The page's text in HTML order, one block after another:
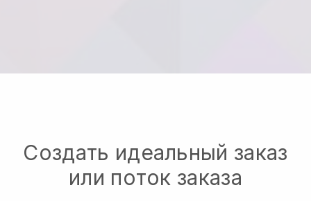
Создать идеальный заказ
или поток заказа